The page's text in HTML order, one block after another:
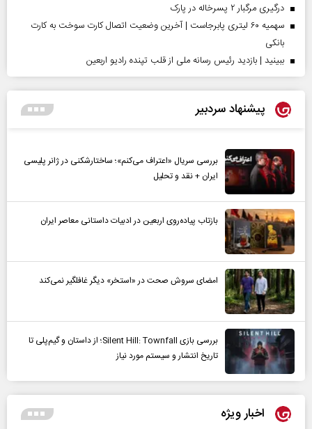
درگیری مرگبار ۲ پسرخاله در پارک
سهمیه ۶۰ لیتری پابرجاست | آخرین وضعیت اتصال کارت سوخت به کارت
بانکی
ببینید | بازدید رئیس رسانه ملی از قلب تپنده رادیو اربعین
پیشنهاد سردبیر
بررسی سریال «اعتراف می‌کنم»؛ ساختارشکنی در ژانر پلیسی
ایران + نقد و تحلیل
بازتاب پیاده‌روی اربعین در ادبیات داستانی معاصر ایران
امضای سروش صحت در «استخر» دیگر غافلگیر نمی‌کند
بررسی بازی Silent Hill: Townfall؛ از داستان و گیم‌پلی تا
تاریخ انتشار و سیستم مورد نیاز
اخبار ویژه